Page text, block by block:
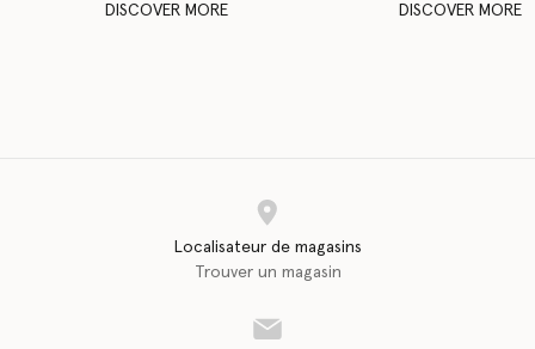
DISCOVER MORE DISCOVER MORE
Localisateur de magasins
Trouver un magasin